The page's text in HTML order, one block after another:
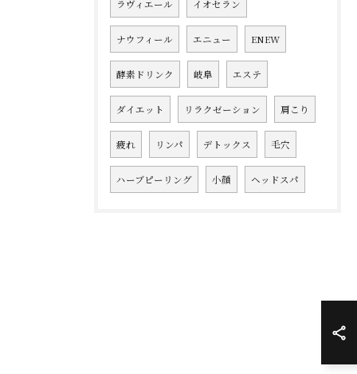
ラヴィエール イオセラン
ナウフィール エニュー ENEW
酵素ドリンク 岐阜 エステ
ダイエット リラクゼーション 肩こり
疲れ リンパ デトックス 毛穴
ハーブピーリング 小顔 ヘッドスパ